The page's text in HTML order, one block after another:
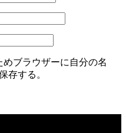
ブラウザーに自分の名
存する。